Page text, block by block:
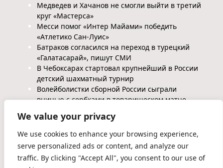
We value your privacy
We use cookies to enhance your browsing experience,
serve personalized ads or content, and analyze our
traffic. By clicking "Accept All", you consent to our use of
Медведев и Хачанов не смогли выйти в третий
круг «Мастерса»
Месси помог «Интер Майами» победить
«Атлетико Сан-Луис»
Батраков согласился на переход в турецкий
«Галатасарай», пишут СМИ
В Чебоксарах стартовал крупнейший в России
детский шахматный турнир
Волейболистки сборной России сыграли
вничью с сербками в товарищеском матче